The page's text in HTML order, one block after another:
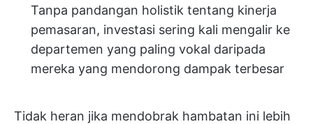
Tanpa pandangan holistik tentang kinerja
pemasaran, investasi sering kali mengalir ke
departemen yang paling vokal daripada
mereka yang mendorong dampak terbesar
Tidak heran jika mendobrak hambatan ini lebih